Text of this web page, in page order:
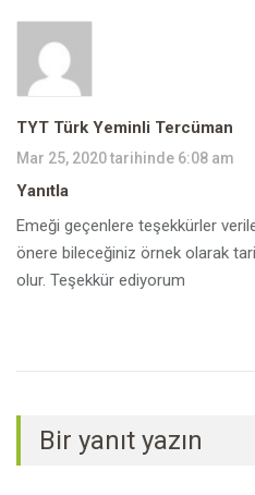
TYT Türk Yeminli Tercüman
Mar 25, 2020 tarihinde 6:08 am
Yanıtla
Emeği geçenlere teşekkürler
önere bileceğiniz örnek olarak
olur. Teşekkür ediyorum
Bir yanıt yazın